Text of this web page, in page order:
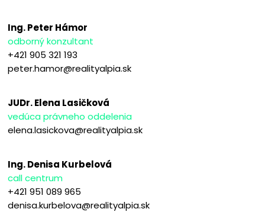
Ing. Peter Hámor
odborný konzultant
+421 905 321 193
peter.hamor@realityalpia.sk
JUDr. Elena Lasičková
vedúca právneho oddelenia
elena.lasickova@realityalpia.sk
Ing. Denisa Kurbelová
call centrum
+421 951 089 965
denisa.kurbelova@realityalpia.sk